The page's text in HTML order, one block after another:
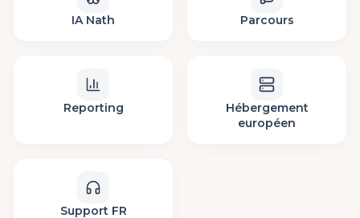
IA Nath Parcours
Reporting
Hébergement
européen
Support FR